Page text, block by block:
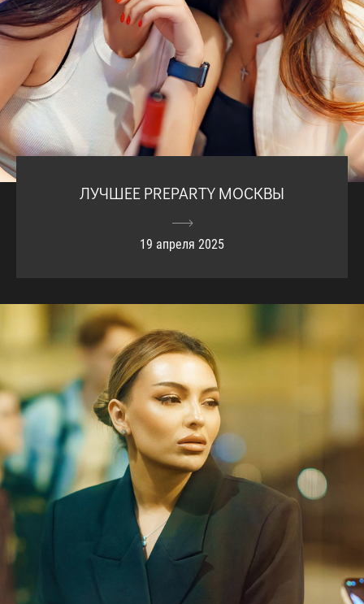
ЛУЧШЕЕ PREPARTY МОСКВЫ
19 апреля 2025